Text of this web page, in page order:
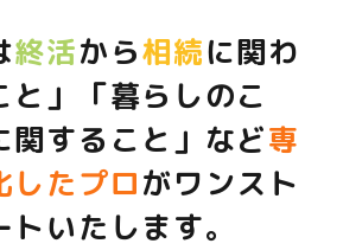
終活から相続に関わ
と」「暮らしのこ
関すること」など専
したプロがワンスト
いたします。